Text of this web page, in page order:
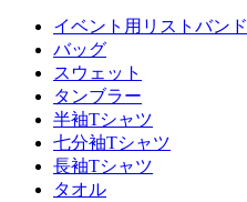
イベント用リストバンド
バッグ
スウェット
タンブラー
半袖Tシャツ
七分袖Tシャツ
長袖Tシャツ
タオル